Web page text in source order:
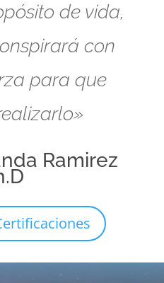
de vida,
con
para que
Ramirez